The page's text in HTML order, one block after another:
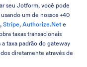
seu Jotform, você pode
um de nossos +40
, Stripe, Authorize.Nete
taxas transacionais
taxa padrão do gateway
diretamente através de